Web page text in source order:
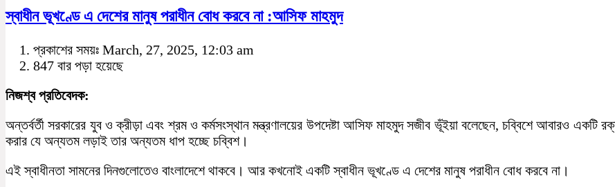
স্বাধীন ভূখণ্ডে এ দেশের মানুষ পরাধীন বোধ করবে না :আসিফ মাহমুদ
প্রকাশের সময়ঃ March, 27, 2025, 12:03 am
847 বার পড়া হয়েছে
নিজশ্ব প্রতিবেদক:
অন্তর্বর্তী সরকারের যুব ও ক্রীড়া এবং শ্রম ও কর্মসংস্থান মন্ত্রণালয়ের উপদেষ্টা আসিফ মাহমুদ সজীব ভূঁইয়া বলেছেন, চব্বিশে আবারও একটি
করার যে অন্যতম লড়াই তার অন্যতম ধাপ হচ্ছে চব্বিশ।
এই স্বাধীনতা সামনের দিনগুলোতেও বাংলাদেশে থাকবে। আর কখনোই একটি স্বাধীন ভূখণ্ডে এ দেশের মানুষ পরাধীন বোধ করবে না।